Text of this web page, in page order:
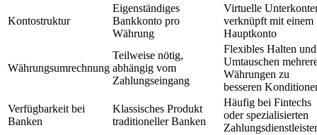
Kontostruktur
Eigenständiges
Bankkonto pro
Währung
Virtuelle
verknüpft mit einem
Hauptkonto
Währungsumrechnung
Teilweise nötig,
abhängig vom
Zahlungseingang
Flexibles Halten und
Umtauschen
Währungen zu
besseren
Verfügbarkeit bei
Banken
Klassisches Produkt
traditioneller Banken
Häufig bei Fintechs
oder spezialisierten